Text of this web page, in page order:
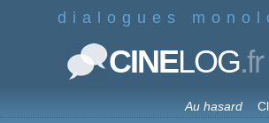
dialogues
CINELOG.fr
Au hasard